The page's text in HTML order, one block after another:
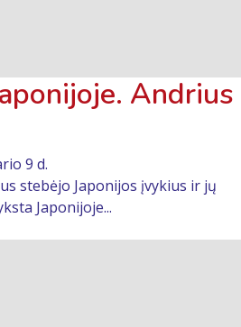
Andrius
9 d.
stebėjo Japonijos įvykius ir jų
Japonijoje...